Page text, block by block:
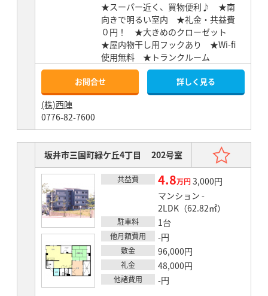
★スーパー近く、買物便利♪ ★南
向きで明るい室内 ★礼金・共益費
０円！ ★大きめのクローゼット
★屋内物干し用フックあり ★Wi-fi
使用無料 ★トランクルーム
お問合せ 詳しく見る
(株)西陣
0776-82-7600
坂井市三国町緑ケ丘4丁目 202号室
賃料 4.8万円
共益費
3,000円
マンション -
2LDK（62.82㎡）
駐車料 1台
他月額費用 -円
敷金 96,000円
礼金 48,000円
他諸費用 -円